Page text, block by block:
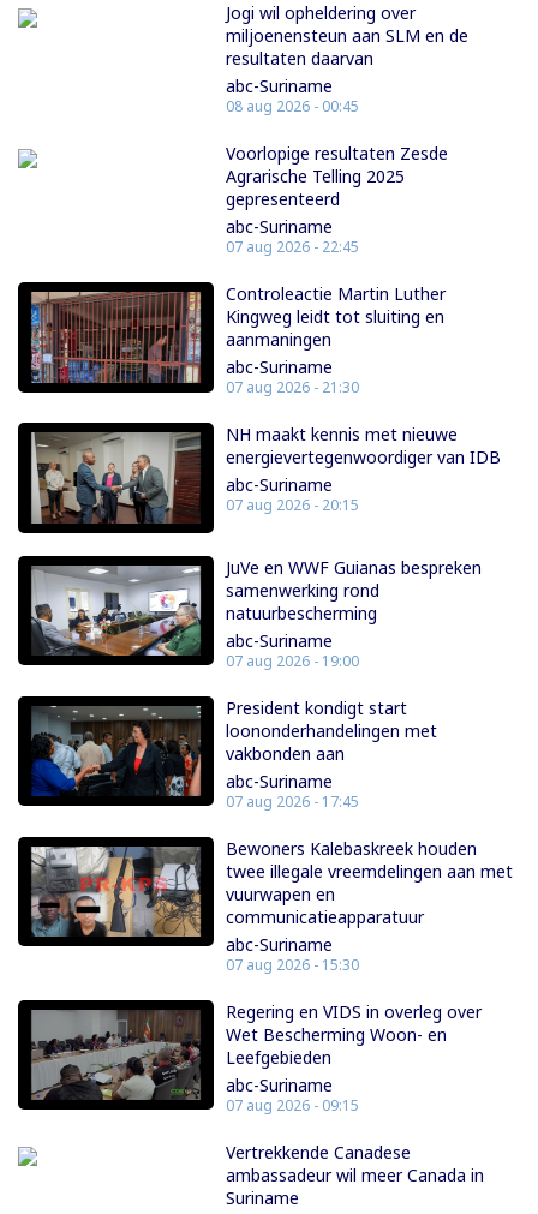
Jogi wil opheldering over
miljoenensteun aan SLM en de
resultaten daarvan
abc-Suriname
08 aug 2026 - 00:45
Voorlopige resultaten Zesde
Agrarische Telling 2025
gepresenteerd
abc-Suriname
07 aug 2026 - 22:45
Controleactie Martin Luther
Kingweg leidt tot sluiting en
aanmaningen
abc-Suriname
07 aug 2026 - 21:30
NH maakt kennis met nieuwe
energievertegenwoordiger van IDB
abc-Suriname
07 aug 2026 - 20:15
JuVe en WWF Guianas bespreken
samenwerking rond
natuurbescherming
abc-Suriname
07 aug 2026 - 19:00
President kondigt start
loononderhandelingen met
vakbonden aan
abc-Suriname
07 aug 2026 - 17:45
Bewoners Kalebaskreek houden
twee illegale vreemdelingen aan met
vuurwapen en
communicatieapparatuur
abc-Suriname
07 aug 2026 - 15:30
Regering en VIDS in overleg over
Wet Bescherming Woon- en
Leefgebieden
abc-Suriname
07 aug 2026 - 09:15
Vertrekkende Canadese
ambassadeur wil meer Canada in
Suriname